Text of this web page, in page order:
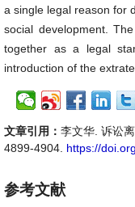
a single legal reason for
social development.
together as a legal
introduction of the
文章引用： 李文华. 诉讼
4899-4904. https://
参考文献